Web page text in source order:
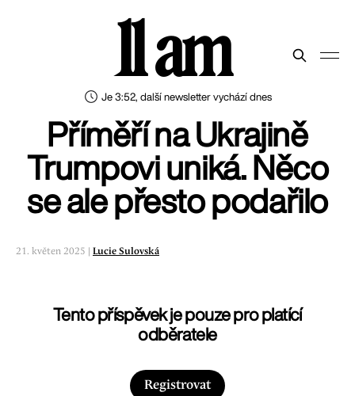
Je 3:52, další newsletter vychází dnes
11 am
Příměří na Ukrajině
Trumpovi uniká. Něco
se ale přesto podařilo
21. květen 2025 | Lucie Sulovská
Tento příspěvek je pouze pro platící
odběratele
Registrovat